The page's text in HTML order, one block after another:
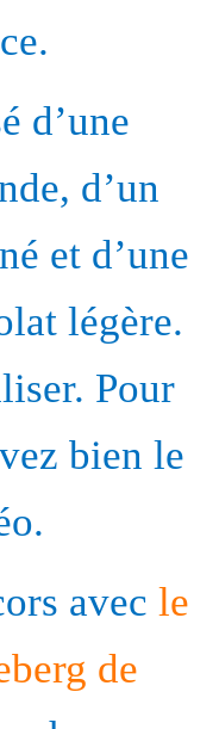
d’une
d’un
et d’une
légère.
Pour
bien le
avec le
de